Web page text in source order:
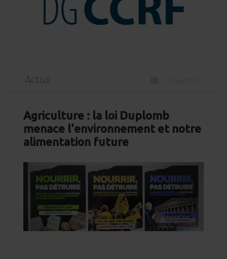
Actus
Agriculture : la loi Duplomb
menace l’environnement et notre
alimentation future